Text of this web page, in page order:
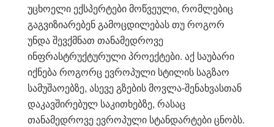
უცხოელი ექსპერტები მოწვეული, რომლებიც
გაგვიზიარებენ გამოცდილებას თუ როგორ
უნდა შევქმნათ თანამედროვე
ინფრასტრუქტურული პროექტები. აქ საუბარი
იქნება როგორც ევროპული სტილის საგზაო
სამუშაოებზე, ასევე გზების მოვლა-შენახვასთან
დაკავშირებულ საკითხებზე, რასაც
თანამედროვე ევროპული სტანდარტები ცნობს.